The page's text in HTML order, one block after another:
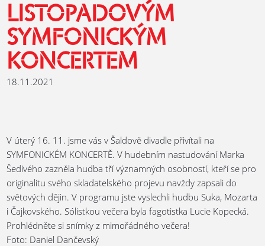
LISTOPADOVÝM
SYMFONICKÝM
KONCERTEM
18.11.2021
V úterý 16. 11. jsme vás v Šaldově divadle přivítali na
SYMFONICKÉM KONCERTĚ. V hudebním nastudování Marka
Šedivého zazněla hudba tří významných osobností, kteří se pro
originalitu svého skladatelského projevu navždy zapsali do
světových dějin. V programu jste vyslechli hudbu Suka, Mozarta
i Čajkovského. Sólistkou večera byla fagotistka Lucie Kopecká.
Prohlédněte si snímky z mimořádného večera!
Foto: Daniel Dančevský